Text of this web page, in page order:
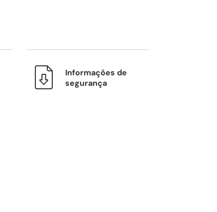
Informaçôes de
segurança